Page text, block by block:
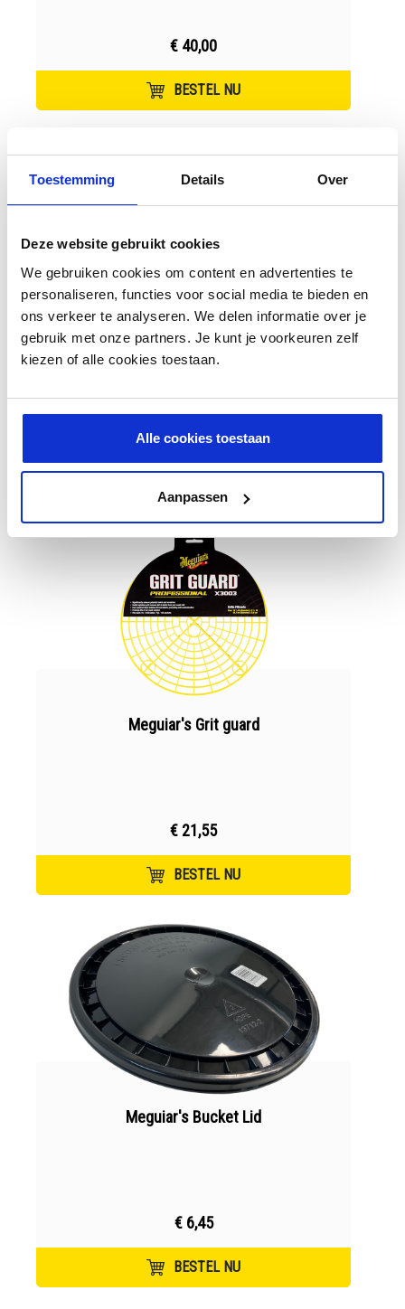
Toestemming Details Over
Deze website gebruikt cookies
We gebruiken cookies om content en advertenties te
personaliseren, functies voor social media te bieden en
ons verkeer te analyseren. We delen informatie over je
gebruik met onze partners. Je kunt je voorkeuren zelf
kiezen of alle cookies toestaan.
Alle cookies toestaan
Aanpassen
€ 40,00
BESTEL NU
Meguiar's Ceramic Blue Bucket With Grit
Guard + Lid
€ 40,00
Meguiar's Grit guard
€ 21,55
BESTEL NU
Meguiar's Bucket Lid
€ 6,45
BESTEL NU